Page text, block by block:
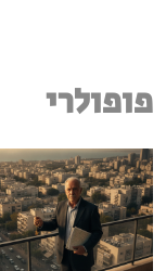
פופולרי